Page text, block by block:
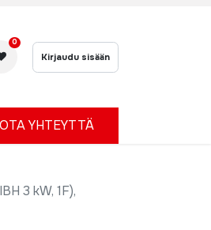
0
Kirjaudu sisään
OTA YHTEYTTÄ
3 kW, 1F),